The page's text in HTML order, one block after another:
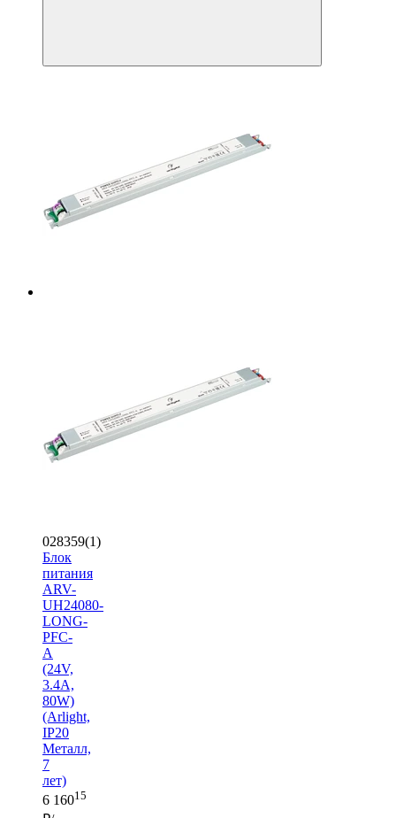
028359(1)
Блок
питания
ARV-
UH24080-
LONG-
PFC-
A
(24V,
3.4A,
80W)
(Arlight,
IP20
Металл,
7
лет)
6 16015